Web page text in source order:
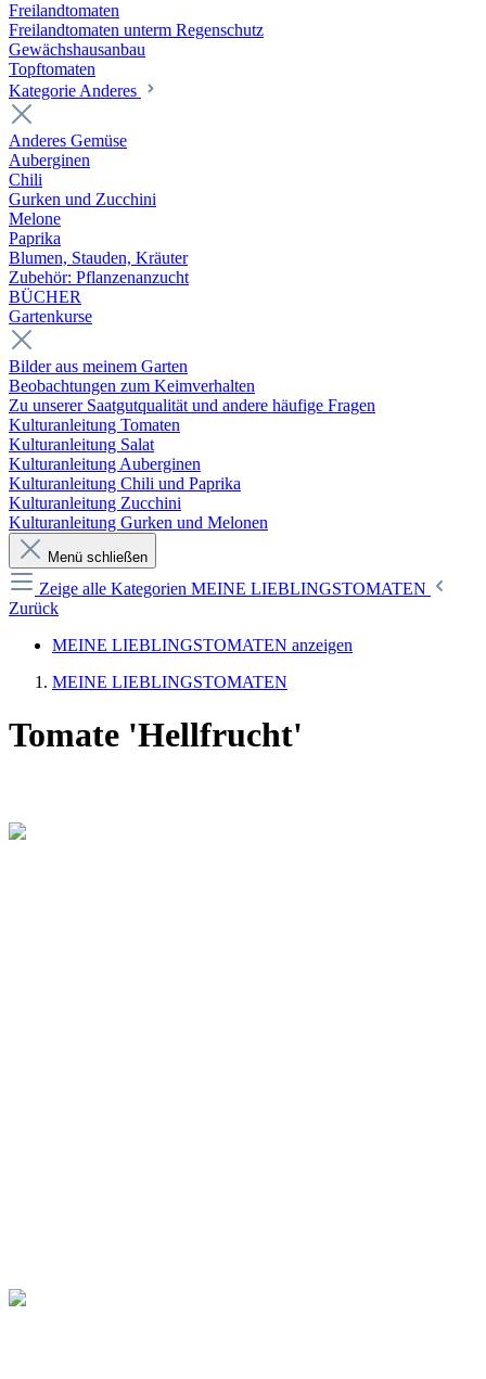
Freilandtomaten
Freilandtomaten unterm Regenschutz
Gewächshausanbau
Topftomaten
Kategorie Anderes
Anderes Gemüse
Auberginen
Chili
Gurken und Zucchini
Melone
Paprika
Blumen, Stauden, Kräuter
Zubehör: Pflanzenanzucht
BÜCHER
Gartenkurse
Bilder aus meinem Garten
Beobachtungen zum Keimverhalten
Zu unserer Saatgutqualität und andere häufige Fragen
Kulturanleitung Tomaten
Kulturanleitung Salat
Kulturanleitung Auberginen
Kulturanleitung Chili und Paprika
Kulturanleitung Zucchini
Kulturanleitung Gurken und Melonen
Menü schließen
Zeige alle Kategorien MEINE LIEBLINGSTOMATEN
Zurück
MEINE LIEBLINGSTOMATEN anzeigen
MEINE LIEBLINGSTOMATEN
Tomate 'Hellfrucht'